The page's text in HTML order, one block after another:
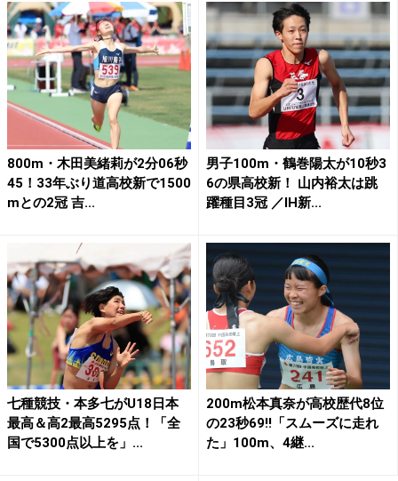
800m・木田美緒莉が2分06秒
45！33年ぶり道高校新で1500
mとの2冠 吉...
男子100m・鶴巻陽太が10秒3
6の県高校新！ 山内裕太は跳
躍種目3冠 ／IH新...
七種競技・本多七がU18日本
最高＆高2最高5295点！「全
国で5300点以上を」...
200m松本真奈が高校歴代8位
の23秒69!!「スムーズに走れ
た」100m、4継...